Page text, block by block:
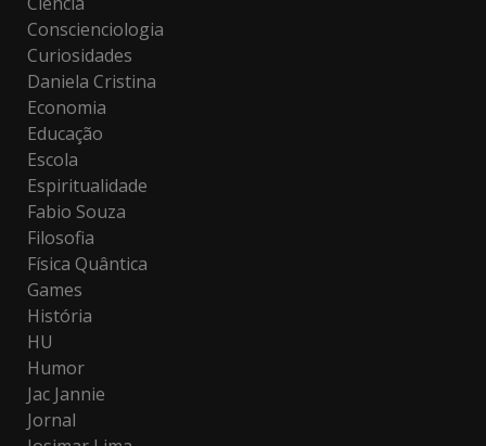
Conscienciologia
Curiosidades
Daniela Cristina
Economia
Educação
Escola
Espiritualidade
Fabio Souza
Filosofia
Física Quântica
Games
História
HU
Humor
Jac Jannie
Jornal